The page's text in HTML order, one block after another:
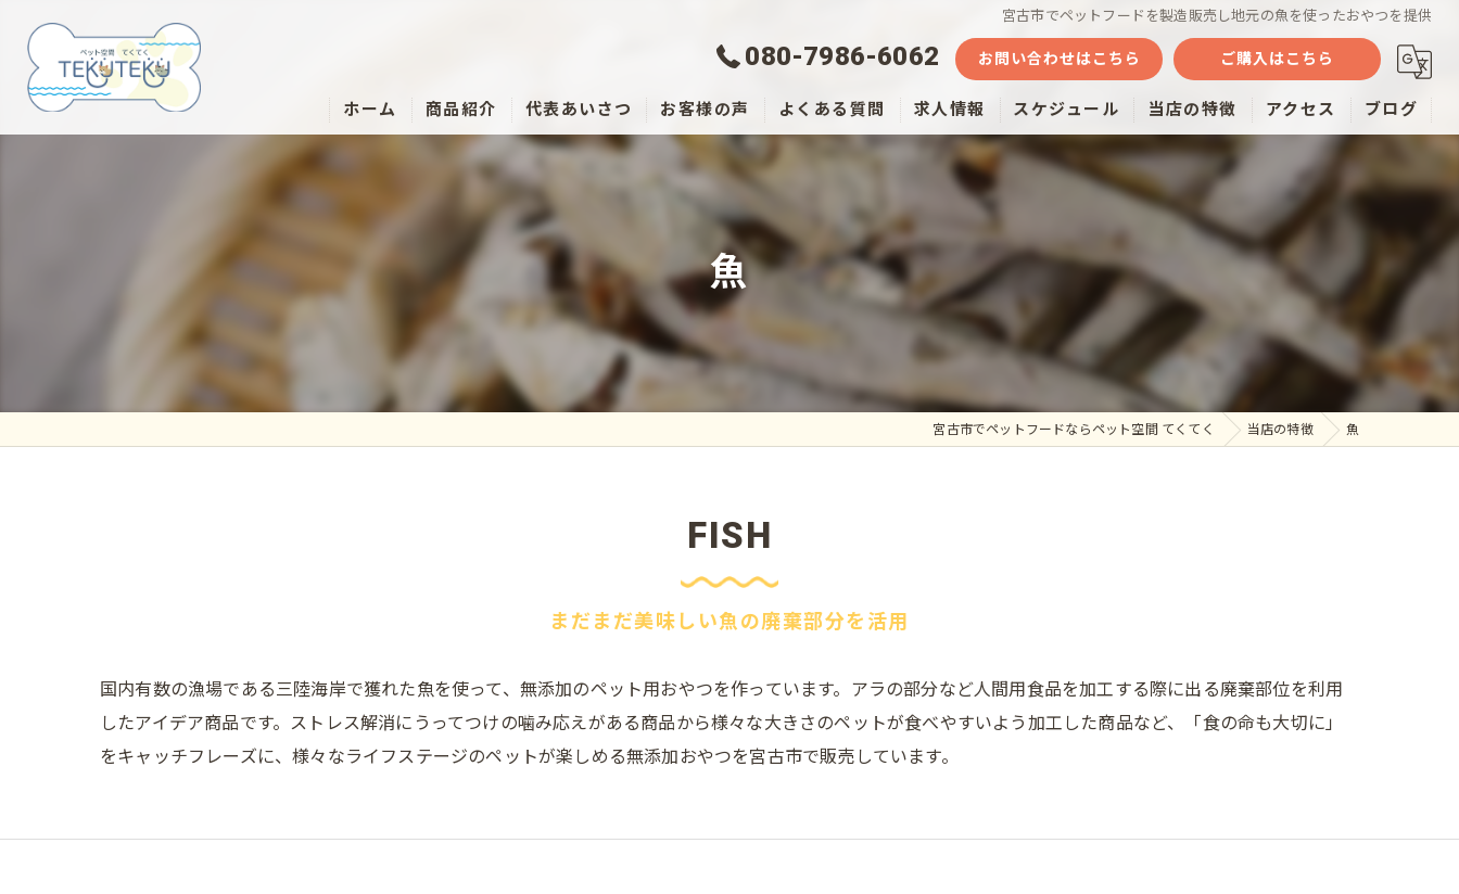
宮古市でペットフードを製造販売し地元の魚を使ったおやつを提供
080-7986-6062 お問い合わせはこちら ご購入はこちら
ホーム 商品紹介 代表あいさつ お客様の声 よくある質問 求人情報 スケジュール 当店の特徴
魚
ミルク
おやつ
雑貨
通販
アクセス ブログ
魚
宮古市でペットフードならペット空間 てくてく 当店の特徴 魚
まだまだ美味しい魚の廃棄部分を活用
FISH
国内有数の漁場である三陸海岸で獲れた魚を使って、無添加のペット用おやつを作っています。アラの部分など人間用食品を加工する際に出る廃棄部位を利用
したアイデア商品です。ストレス解消にうってつけの噛み応えがある商品から様々な大きさのペットが食べやすいよう加工した商品など、「食の命も大切に」
をキャッチフレーズに、様々なライフステージのペットが楽しめる無添加おやつを宮古市で販売しています。